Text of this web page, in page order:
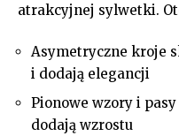
atrakcyjnej sylwetki.
Asymetryczne kroje
i dodają elegancji
Pionowe wzory i
dodają wzrostu